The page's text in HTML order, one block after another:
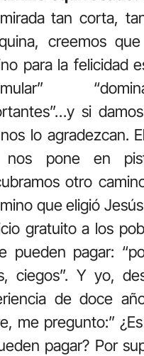
tan corta,
creemos
para la felicidad
si
lo agradezcan.
nos pone en
otro
que eligió
gratuito a los
pueden pagar:
ciegos”. Y yo,
de doce
me pregunto:”
pagar? Por